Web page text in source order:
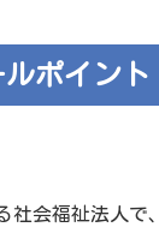
ポイント
会福祉法人で